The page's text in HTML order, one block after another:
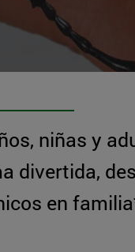
niñas y
divertida,
en